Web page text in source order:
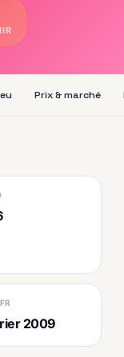
Prix & marché
2009